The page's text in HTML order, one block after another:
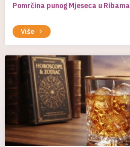
Pomrčina punog Mjeseca u Ribama
Više